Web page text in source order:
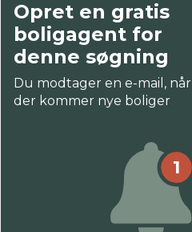
Opret en gratis
boligagent for
denne søgning
Du modtager en e-mail, når
der kommer nye boliger
1